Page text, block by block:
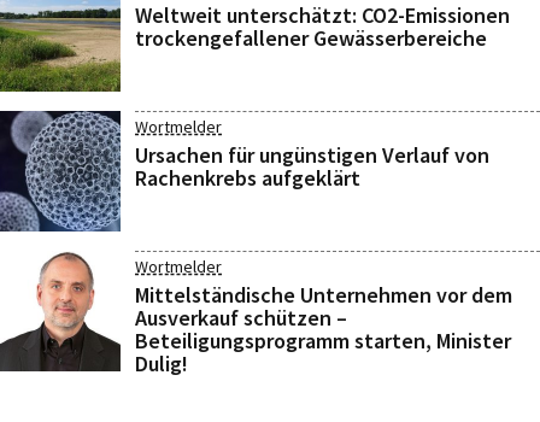
Weltweit unterschätzt: CO2-Emissionen
trockengefallener Gewässerbereiche
Wortmelder
Ursachen für ungünstigen Verlauf von
Rachenkrebs aufgeklärt
Wortmelder
Mittelständische Unternehmen vor dem
Ausverkauf schützen –
Beteiligungsprogramm starten, Minister
Dulig!